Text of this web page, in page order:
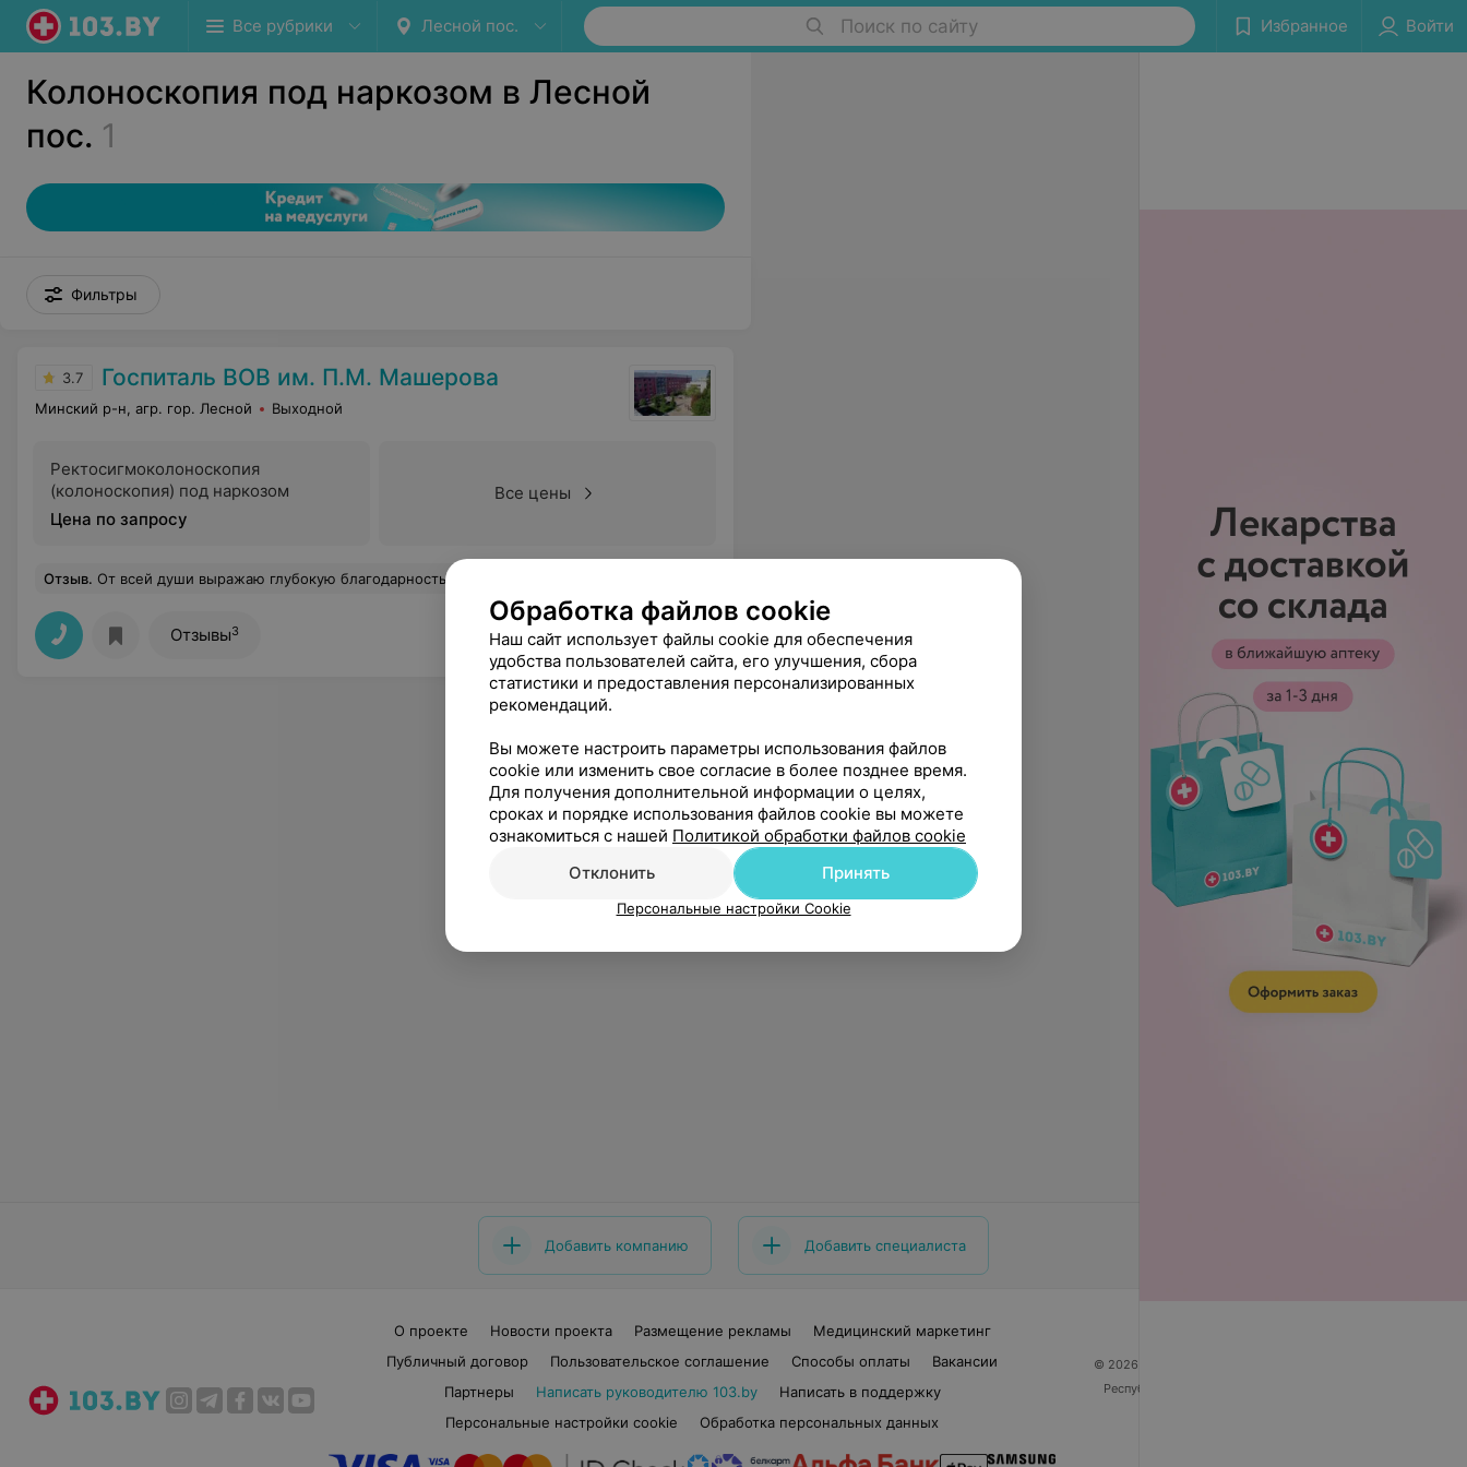
Все рубрики Лесной пос. Поиск по сайту Избранное Войти
Колоноскопия под наркозом в Лесной
пос. 1
Фильтры
3.7 Госпиталь ВОВ им. П.М. Машерова
Минский р-н, агр. гор. Лесной Выходной
Ректосигмоколоноскопия
(колоноскопия) под наркозом
Цена по запросу
Все цены
Отзыв. От всей души выражаю глубокую благодарность врачу-стоматологу Ю.А. за высокий профессионализм,чуткое и внимательное отношение ко мне на приёмах у неё,ведь благодаря аккуратному.чётко проведённому лечению,я получила качественную стоматологическую помощь без боли!Как прекрасно,что при выявленной проблеме с зубами,мне встретился такой специалист!Её внимание и доброжелательность делают процесс лечения комфортным и спокойным!Здоровые зубы и великолепная улыбка пациента-далеко не простая работа,но она с ней справляетесь на ура!Вся моя семья и друзья теперь лечатся только у неё!Муж так же был у неё на приёме и поэтому наша семья Валькович благодарим за качественную невероятно тонкую работу-настоящий профессионал своего дела,низкий поклон!Хотели бы от чистого сердца пожелать ей и всем медицинским работникам получать за свой труд достойную высокооплачиваемую зарплату, крепкого здоровья, жизненного благополучия,процветания во всём,успехов в трудной работе, побольше благодарных пациентов!
Отзывы3
Добавить компанию Добавить специалиста
О проекте Новости проекта Размещение рекламы
Медицинский маркетинг
Публичный договор
Пользовательское соглашение Способы оплаты
Вакансии
Партнеры
Написать руководителю 103.by
Написать в поддержку
Персональные настройки cookie
Обработка персональных данных
© 2026 ООО «Артокс Лаб», УНП 191700409
Республика Беларусь, г. Минск, улица Толбухина, 2,
Обработка файлов cookie
Наш сайт использует файлы cookie для обеспечения
удобства пользователей сайта, его улучшения, сбора
статистики и предоставления персонализированных
рекомендаций.
Вы можете настроить параметры использования файлов
cookie или изменить свое согласие в более позднее время.
Для получения дополнительной информации о целях,
сроках и порядке использования файлов cookie вы можете
ознакомиться с нашей Политикой обработки файлов cookie
Отклонить
Принять
Персональные настройки Cookie